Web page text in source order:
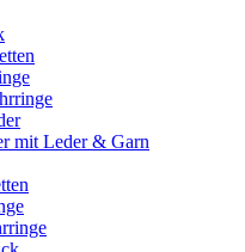
mit Leder & Garn